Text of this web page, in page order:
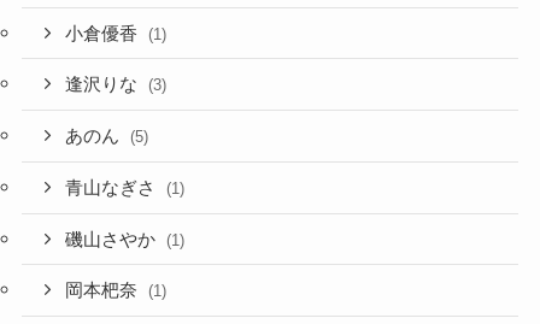
小倉優香 (1)
逢沢りな (3)
あのん (5)
青山なぎさ (1)
磯山さやか (1)
岡本杷奈 (1)